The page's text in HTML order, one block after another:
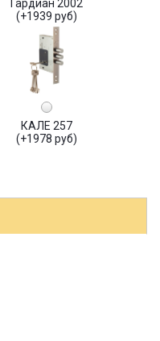
Гардиан 2002
(+1939 руб)
КАЛЕ 257
(+1978 руб)